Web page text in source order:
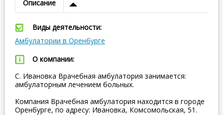
Описание
Виды деятельности:
Амбулатории в Оренбурге
О компании:
С. Ивановка Врачебная амбулатория занимается:
амбулаторным лечением больных.
Компания Врачебная амбулатория находится в городе
Оренбурге, по адресу: Ивановка, Комсомольская, 51.